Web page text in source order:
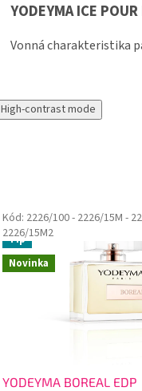
YODEYMA ICE POUR
Vonná charakteristika
High-contrast mode
Novinka
Tip
YODEYMA BOREAL EDP
Kód: 2226/100- 2226/15M -
2226/15M2